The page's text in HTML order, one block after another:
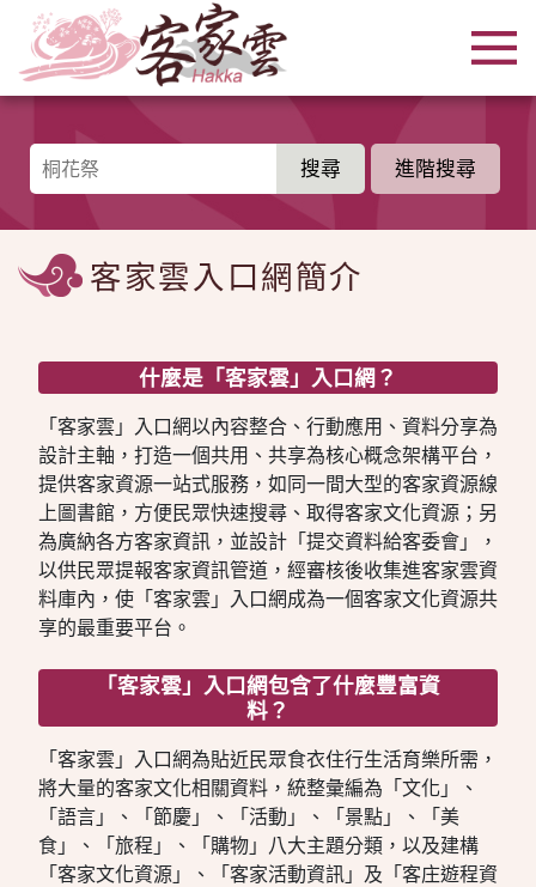
跳到主要內容區塊
::: 進階搜尋
客家雲入口網簡介
什麼是「客家雲」入口網？
「客家雲」入口網以內容整合、行動應用、資料分享為
設計主軸，打造一個共用、共享為核心概念架構平台，
提供客家資源一站式服務，如同一間大型的客家資源線
上圖書館，方便民眾快速搜尋、取得客家文化資源；另
為廣納各方客家資訊，並設計「提交資料給客委會」，
以供民眾提報客家資訊管道，經審核後收集進客家雲資
料庫內，使「客家雲」入口網成為一個客家文化資源共
享的最重要平台。
「客家雲」入口網包含了什麼豐富資
料？
「客家雲」入口網為貼近民眾食衣住行生活育樂所需，
將大量的客家文化相關資料，統整彙編為「文化」、
「語言」、「節慶」、「活動」、「景點」、「美
食」、「旅程」、「購物」八大主題分類，以及建構
「客家文化資源」、「客家活動資訊」及「客庄遊程資